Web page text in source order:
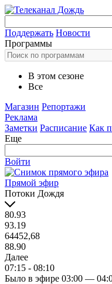
Поддержать Новости
Программы
В этом сезоне
Все
Магазин Репортажи
Реклама
Заметки Расписание Как
Еще
Войти
Прямой эфир
Потоки Дождя
80.93
93.19
64452,68
88.90
Далее
07:15 - 08:10
Было в эфире 03:00 —